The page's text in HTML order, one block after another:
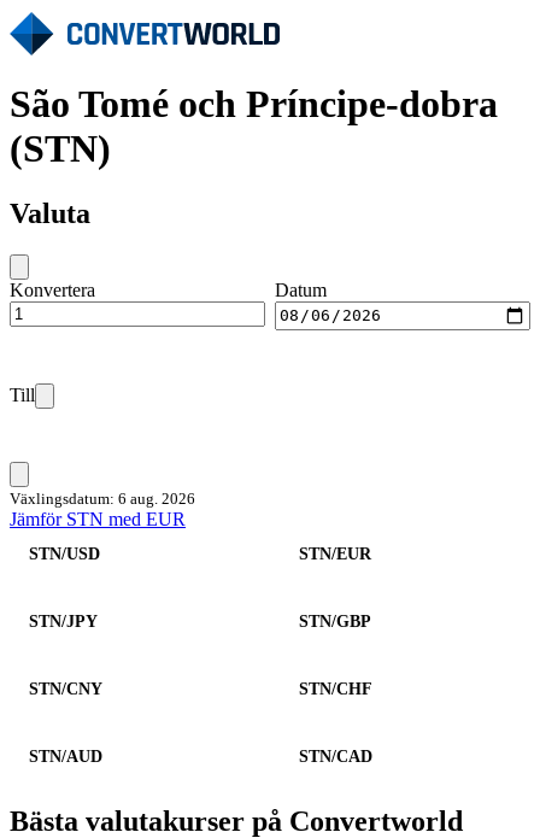
São Tomé och Príncipe-dobra
(STN)
Valuta
Konvertera Datum
Till
Växlingsdatum: 6 aug. 2026
Jämför STN med EUR
STN/USD STN/EUR
STN/JPY STN/GBP
STN/CNY STN/CHF
STN/AUD STN/CAD
Bästa valutakurser på Convertworld